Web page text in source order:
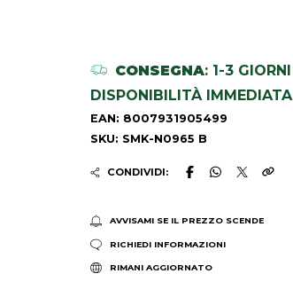
CONSEGNA: 1-3 GIORNI
DISPONIBILITÀ IMMEDIATA
EAN: 8007931905499
SKU: SMK-N0965 B
CONDIVIDI:
AVVISAMI SE IL PREZZO SCENDE
RICHIEDI INFORMAZIONI
RIMANI AGGIORNATO